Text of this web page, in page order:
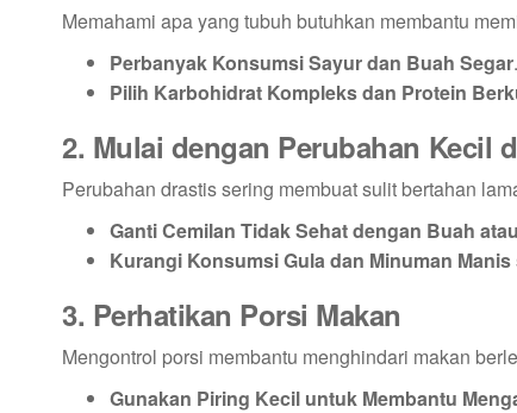
Memahami apa yang tubuh butuhkan membantu
Perbanyak Konsumsi Sayur dan Buah Segar.
Pilih Karbohidrat Kompleks dan Protein
2. Mulai dengan Perubahan Kecil
Perubahan drastis sering membuat sulit bertahan
Ganti Cemilan Tidak Sehat dengan Buah
Kurangi Konsumsi Gula dan Minuman
3. Perhatikan Porsi Makan
Mengontrol porsi membantu menghindari makan
Gunakan Piring Kecil untuk Membantu